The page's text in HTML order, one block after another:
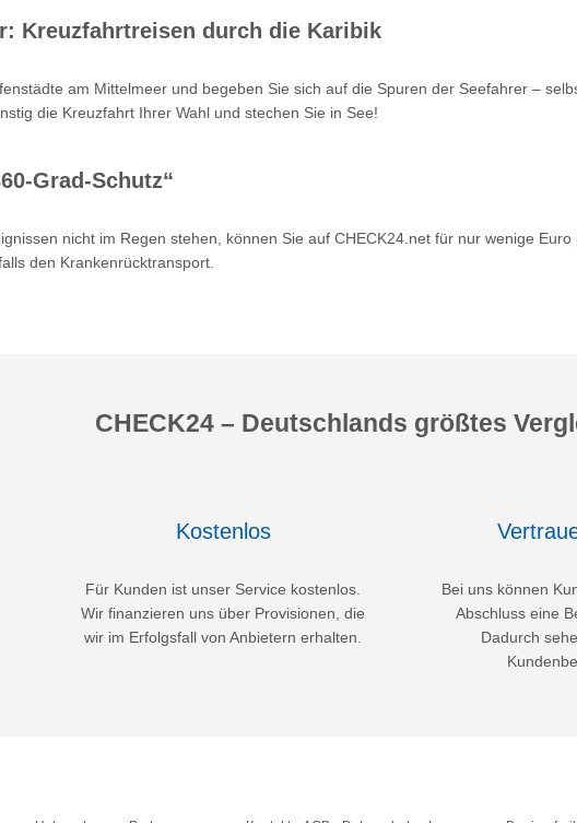
Kreuzfahrtreisen durch die Karibik
am Mittelmeer und begeben Sie sich auf die Spuren der Seefahrer –
die Kreuzfahrt Ihrer Wahl und stechen Sie in See!
Grad-Schutz“
nicht im Regen stehen, können Sie auf CHECK24.net für nur wenige
den Krankenrücktransport.
CHECK24 – Deutschlands größtes
Kostenlos
Für Kunden ist unser Service kostenlos.
Wir finanzieren uns über Provisionen, die
wir im Erfolgsfall von Anbietern erhalten.
Bei uns können
Abschluss eine
Dadurch